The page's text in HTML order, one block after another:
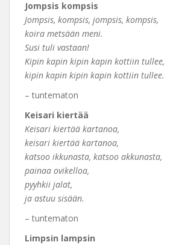
Jompsis kompsis
Jompsis, kompsis, jompsis, kompsis,
koira metsään meni.
Susi tuli vastaan!
Kipin kapin kipin kapin kottiin tullee,
kipin kapin kipin kapin kottiin tullee.
– tuntematon
Keisari kiertää
Keisari kiertää kartanoa,
keisari kiertää kartanoa,
katsoo ikkunasta, katsoo akkunasta,
painaa ovikelloa,
pyyhkii jalat,
ja astuu sisään.
– tuntematon
Limpsin lampsin